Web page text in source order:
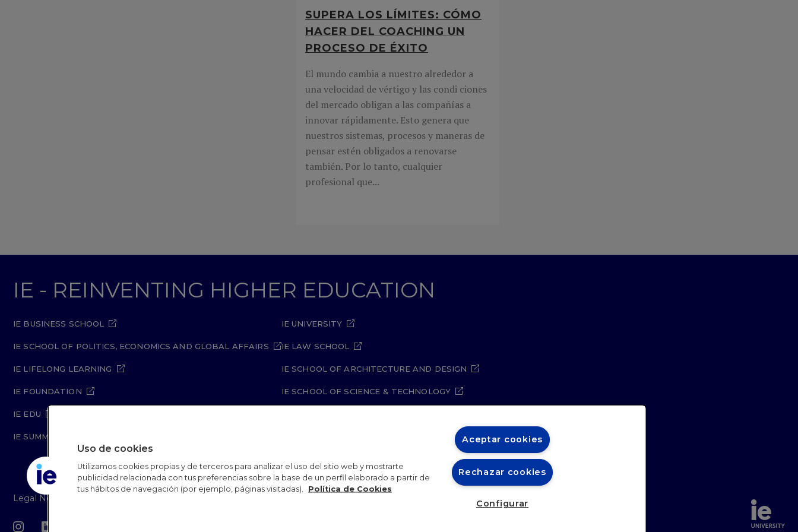
SUPERA LOS LÍMITES: CÓMO
HACER DEL COACHING UN
PROCESO DE ÉXITO
El mundo cambia a nuestro alrededor a
una velocidad de vértigo y las condi ciones
del mercado obligan a las compañías a
innovar rápidamente. Esto genera que
nuestros sistemas, procesos y maneras de
pensar estén obligados a renovarse
también. Por lo tanto, cualquier
profesional que...
IE - REINVENTING HIGHER EDUCATION
IE BUSINESS SCHOOL
IE SCHOOL OF POLITICS, ECONOMICS AND GLOBAL AFFAIRS
IE LIFELONG LEARNING
IE FOUNDATION
IE EDU
IE SUMMER SCHOOL
IE UNIVERSITY
IE LAW SCHOOL
IE SCHOOL OF ARCHITECTURE AND DESIGN
IE SCHOOL OF SCIENCE & TECHNOLOGY
Legal Notice Compliance Channel
Uso de cookies
Utilizamos cookies propias y de terceros para analizar el uso del sitio web y mostrarte
publicidad relacionada con tus preferencias sobre la base de un perfil elaborado a partir de
tus hábitos de navegación (por ejemplo, páginas visitadas).
Política de Cookies
Aceptar cookies
Rechazar cookies
Configurar